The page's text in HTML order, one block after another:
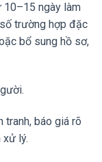
10–15 ngày làm
trường hợp đặc
bổ sung hồ sơ,
tranh, báo giá rõ
xử lý.